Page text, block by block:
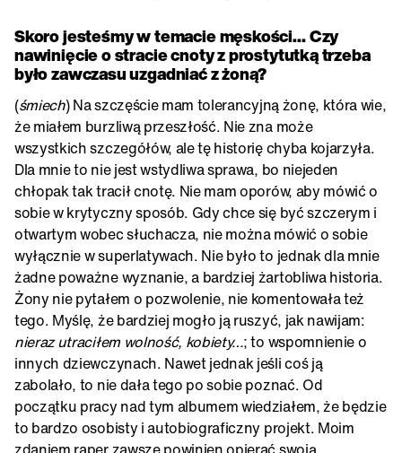
Skoro jesteśmy w temacie męskości… Czy
nawinięcie o stracie cnoty z prostytutką trzeba
było zawczasu uzgadniać z żoną?
(śmiech) Na szczęście mam tolerancyjną żonę, która wie,
że miałem burzliwą przeszłość. Nie zna może
wszystkich szczegółów, ale tę historię chyba kojarzyła.
Dla mnie to nie jest wstydliwa sprawa, bo niejeden
chłopak tak tracił cnotę. Nie mam oporów, aby mówić o
sobie w krytyczny sposób. Gdy chce się być szczerym i
otwartym wobec słuchacza, nie można mówić o sobie
wyłącznie w superlatywach. Nie było to jednak dla mnie
żadne poważne wyznanie, a bardziej żartobliwa historia.
Żony nie pytałem o pozwolenie, nie komentowała też
tego. Myślę, że bardziej mogło ją ruszyć, jak nawijam:
nieraz utraciłem wolność, kobiety…; to wspomnienie o
innych dziewczynach. Nawet jednak jeśli coś ją
zabolało, to nie dała tego po sobie poznać. Od
początku pracy nad tym albumem wiedziałem, że będzie
to bardzo osobisty i autobiograficzny projekt. Moim